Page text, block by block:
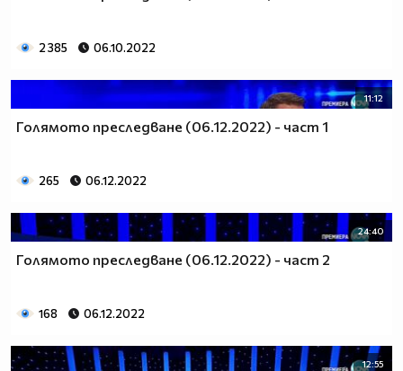
2 385 06.10.2022
11:12
Голямото преследване (06.12.2022) - част 1
265 06.12.2022
24:40
Голямото преследване (06.12.2022) - част 2
168 06.12.2022
12:55